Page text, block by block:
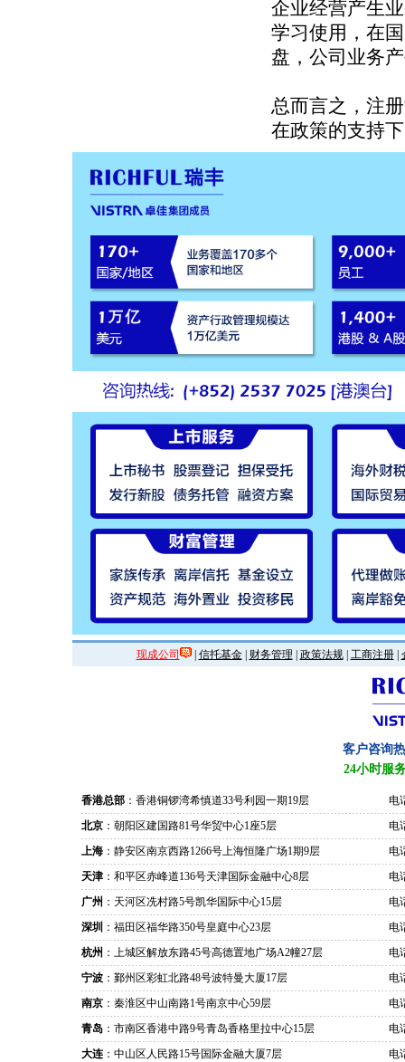
企业经营产生
学习使用，在
盘，公司业务
总而言之，注
在政策的支持
现成公司 | 信托基金| 财务管理 政策法规| 工商注册|
客户咨询
24小时服
香港总部 ：香港铜锣湾希慎道33号利园一期19层
电
北京 ：朝阳区建国路81号华贸中心1座5层
电
上海 ：静安区南京西路1266号上海恒隆广场1期9层
电
天津 ：和平区赤峰道136号天津国际金融中心8层
电
广州 ：天河区冼村路5号凯华国际中心15层
电
深圳 ：福田区福华路350号皇庭中心23层
电
杭州 ：上城区解放东路45号高德置地广场A2幢27层
电
宁波 ：鄞州区彩虹北路48号波特曼大厦17层
电
南京 ：秦淮区中山南路1号南京中心59层
电
青岛 ：市南区香港中路9号青岛香格里拉中心15层
电
大连 ：中山区人民路15号国际金融大厦7层
电